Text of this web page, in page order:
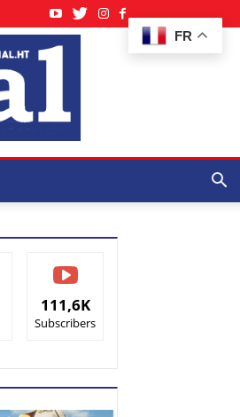
FR
111,6K
Subscribers